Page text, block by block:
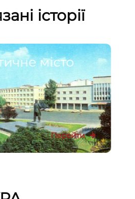
історії
місто
Перейти